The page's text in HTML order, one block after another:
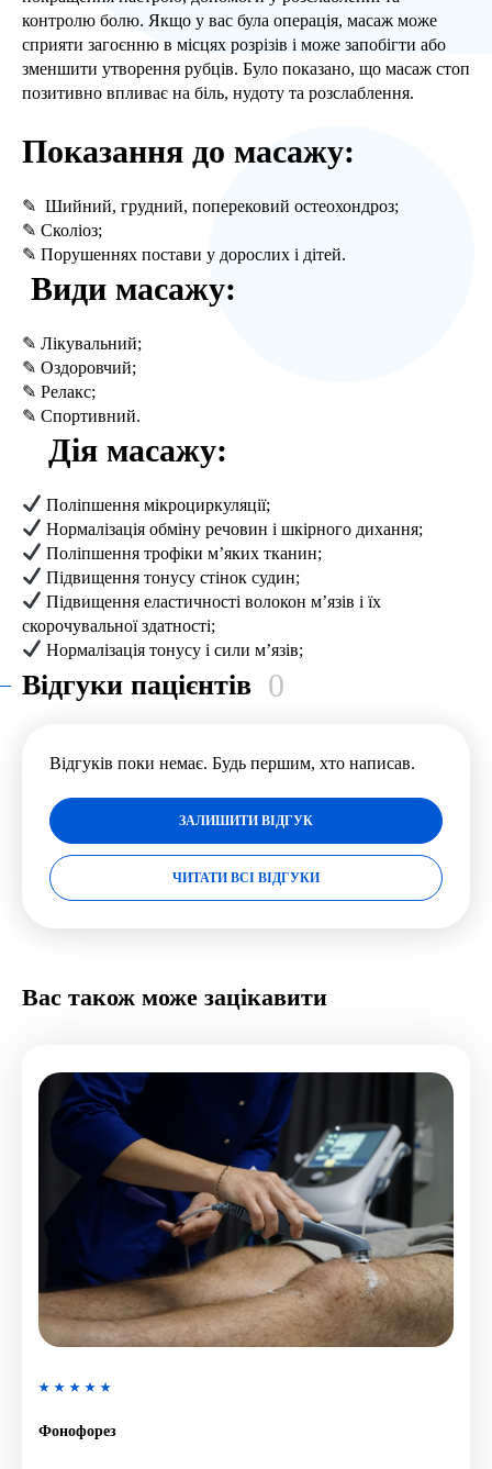
контролю болю. Якщо у вас була операція, масаж може
сприяти загоєнню в місцях розрізів і може запобігти або
зменшити утворення рубців. Було показано, що масаж стоп
позитивно впливає на біль, нудоту та розслаблення.
Показання до масажу:
✎ Шийний, грудний, поперековий остеохондроз;
✎ Сколіоз;
✎ Порушеннях постави у дорослих і дітей.
Види масажу:
✎ Лікувальний;
✎ Оздоровчий;
✎ Релакс;
✎ Спортивний.
Дія масажу:
Поліпшення мікроциркуляції;
Нормалізація обміну речовин і шкірного дихання;
Поліпшення трофіки м’яких тканин;
Підвищення тонусу стінок судин;
Підвищення еластичності волокон м’язів і їх
скорочувальної здатності;
Нормалізація тонусу і сили м’язів;
Відгуки пацієнтів 0
Відгуків поки немає. Будь першим, хто написав.
ЗАЛИШИТИ ВІДГУК
ЧИТАТИ ВСІ ВІДГУКИ
Вас також може зацікавити
Фонофорез